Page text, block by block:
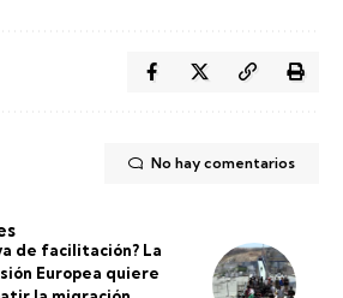
No hay comentarios
de facilitación? La
Europea quiere